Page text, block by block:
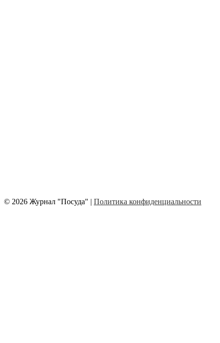
© 2026 Журнал "Посуда" | Политика конфиденциальности